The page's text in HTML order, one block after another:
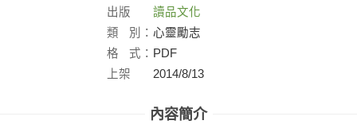
出版
社：
讀品文化
類
別： 心靈勵志
格
式： PDF
上架
2014/8/13
內容簡介